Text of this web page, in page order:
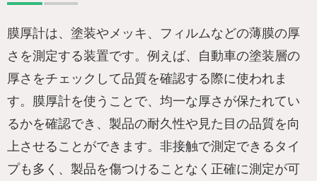
膜厚計は、塗装やメッキ、フィルムなどの薄膜の厚
さを測定する装置です。例えば、自動車の塗装層の
厚さをチェックして品質を確認する際に使われま
す。膜厚計を使うことで、均一な厚さが保たれてい
るかを確認でき、製品の耐久性や見た目の品質を向
上させることができます。非接触で測定できるタイ
プも多く、製品を傷つけることなく正確に測定が可